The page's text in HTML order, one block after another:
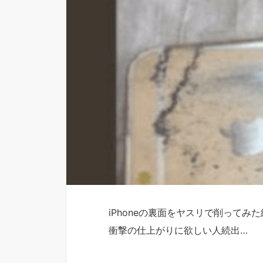
iPhoneの裏面をヤスリで削ってみ
衝撃の仕上がりに欲しい人続出…